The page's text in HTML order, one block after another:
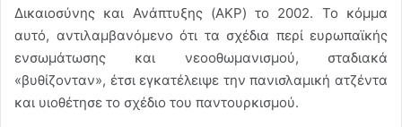
Δικαιοσύνης και Ανάπτυξης (AKP) το 2002. Το κόμμα
αυτό, αντιλαμβανόμενο ότι τα σχέδια περί ευρωπαϊκής
ενσωμάτωσης και νεοοθωμανισμού, σταδιακά
«βυθίζονταν», έτσι εγκατέλειψε την πανισλαμική ατζέντα
και υιοθέτησε το σχέδιο του παντουρκισμού.